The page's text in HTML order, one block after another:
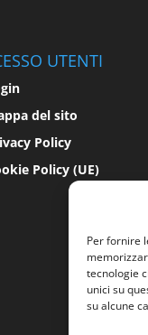
Per fornire
tecnologie
unici su
su alcune
UTENTI
del sito
Policy
Policy (UE)